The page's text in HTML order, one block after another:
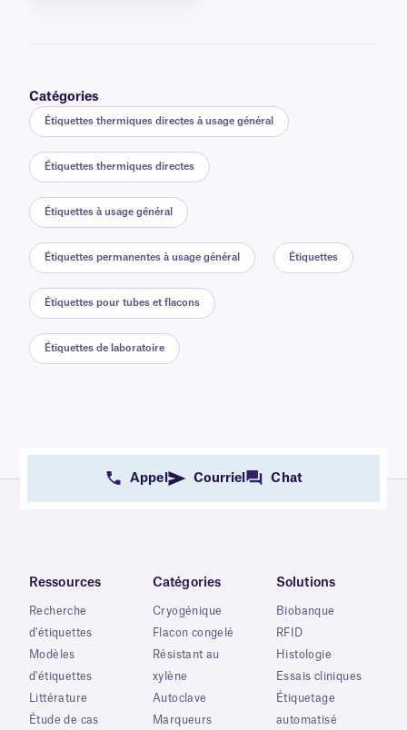
Catégories
Étiquettes thermiques directes à usage général
Étiquettes thermiques directes
Étiquettes à usage général
Étiquettes permanentes à usage général Étiquettes
Étiquettes pour tubes et flacons
Étiquettes de laboratoire
Appel Courriel Chat
Ressources
Recherche
d'étiquettes
Modèles
d'étiquettes
Littérature
Étude de cas
Catégories
Cryogénique
Flacon congelé
Résistant au
xylène
Autoclave
Marqueurs
Solutions
Biobanque
RFID
Histologie
Essais cliniques
Étiquetage
automatisé